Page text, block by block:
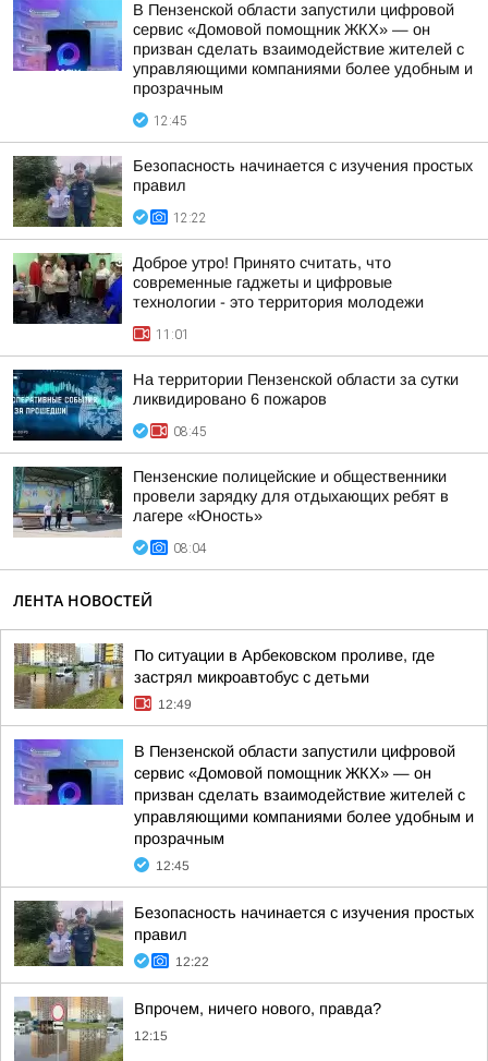
В Пензенской области запустили цифровой
сервис «Домовой помощник ЖКХ» — он
призван сделать взаимодействие жителей с
управляющими компаниями более удобным и
прозрачным
12:45
Безопасность начинается с изучения простых
правил
12:22
Доброе утро! Принято считать, что
современные гаджеты и цифровые
технологии - это территория молодежи
11:01
На территории Пензенской области за сутки
ликвидировано 6 пожаров
08:45
Пензенские полицейские и общественники
провели зарядку для отдыхающих ребят в
лагере «Юность»
08:04
ЛЕНТА НОВОСТЕЙ
По ситуации в Арбековском проливе, где
застрял микроавтобус с детьми
12:49
В Пензенской области запустили цифровой
сервис «Домовой помощник ЖКХ» — он
призван сделать взаимодействие жителей с
управляющими компаниями более удобным и
прозрачным
12:45
Безопасность начинается с изучения простых
правил
12:22
Впрочем, ничего нового, правда?
12:15